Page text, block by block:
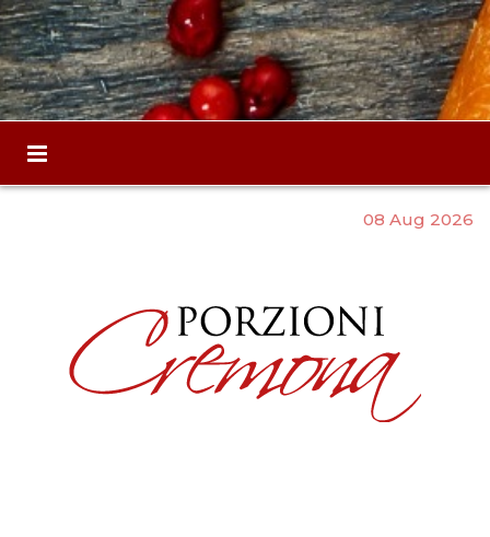
08 Aug 2026